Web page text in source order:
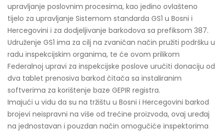
upravljanje poslovnim procesima, kao jedino ovlašteno
tijelo za upravljanje Sistemom standarda GS1 u Bosni i
Hercegovini i za dodjeljivanje barkodova sa prefiksom 387.
Udruženje GS1 ima za cilj na zvaničan način pružiti podršku u
radu inspekcijskim organima, te će ovom prilikom
Federalnoj upravi za inspekcijske poslove uručiti donaciju od
dva tablet prenosiva barkod čitača sa instaliranim
softverima za korištenje baze GEPIR registra.
Imajući u vidu da su na tržištu u Bosni i Hercegovini barkod
brojevi neispravni na više od trećine proizvoda, ovaj uređaj
na jednostavan i pouzdan način omogučiće inspektorima